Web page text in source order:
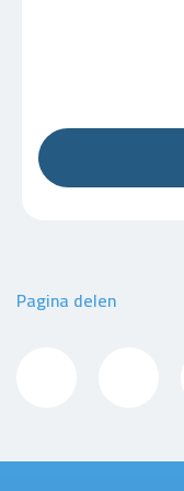
Pagina delen